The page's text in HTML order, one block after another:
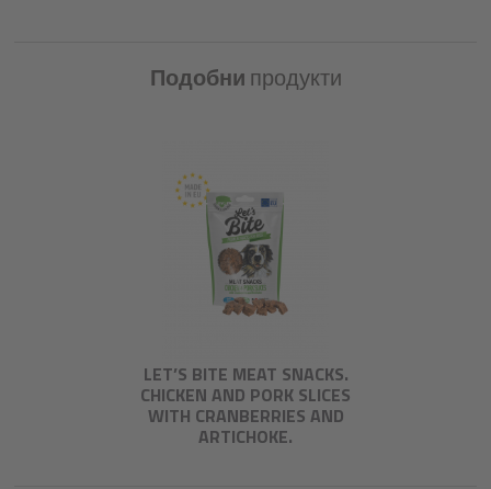
Подобнипродукти
LET’S BITE MEAT SNACKS.
CHICKEN AND PORK SLICES
WITH CRANBERRIES AND
ARTICHOKE.